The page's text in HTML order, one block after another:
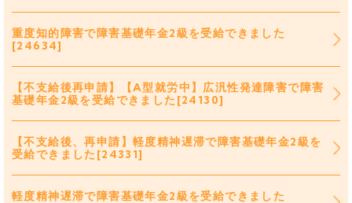
重度知的障害で障害基礎年金2級を受給できました
[24634]
【不支給後再申請】【A型就労中】広汎性発達障害で障害
基礎年金2級を受給できました[24130]
【不支給後、再申請】軽度精神遅滞で障害基礎年金2級を
受給できました[24331]
軽度精神遅滞で障害基礎年金2級を受給できました